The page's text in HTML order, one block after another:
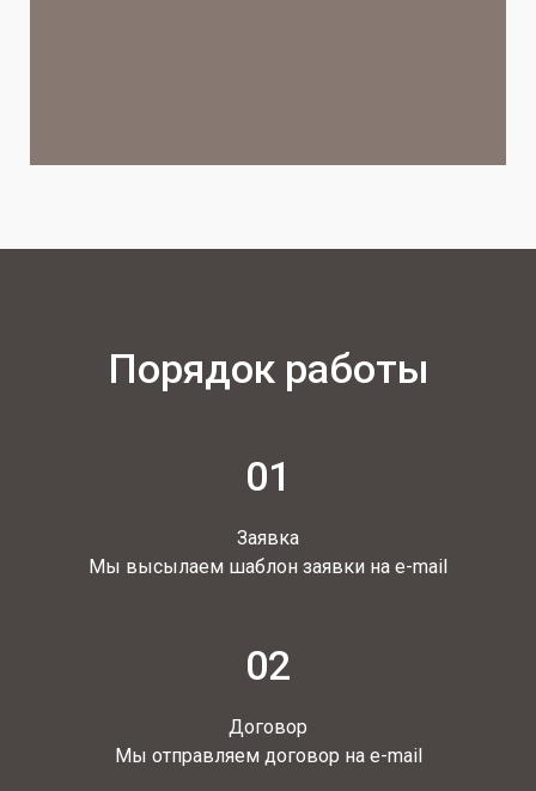
Порядок работы
01
Заявка
Мы высылаем шаблон заявки на e-mail
02
Договор
Мы отправляем договор на e-mail